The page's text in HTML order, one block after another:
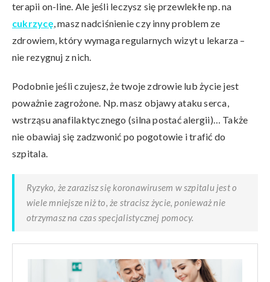
terapii on-line. Ale jeśli leczysz się przewlekłe np. na
cukrzycę, masz nadciśnienie czy inny problem ze
zdrowiem, który wymaga regularnych wizyt u lekarza –
nie rezygnuj z nich.
Podobnie jeśli czujesz, że twoje zdrowie lub życie jest
poważnie zagrożone. Np. masz objawy ataku serca,
wstrząsu anafilaktycznego (silna postać alergii)… Także
nie obawiaj się zadzwonić po pogotowie i trafić do
szpitala.
Ryzyko, że zarazisz się koronawirusem w szpitalu jest o
wiele mniejsze niż to, że stracisz życie, ponieważ nie
otrzymasz na czas specjalistycznej pomocy.